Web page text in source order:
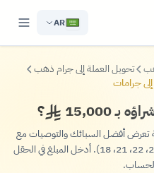
AR
تحويل العملة إلى جرام ذهب
15,000 ؟
تعرض أفضل السبائك والتوصيات مع
أسعار محدثة كل دقيقة لجميع العيارات (24، 22، 21، 18). أدخل المبلغ في الحقل
الحساب.